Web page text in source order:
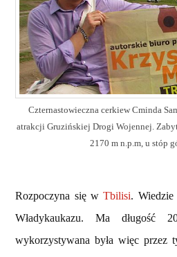
Czternastowieczna cerkiew Cminda
atrakcji Gruzińskiej Drogi Wojennej.
2170 m n.p.m, u stóp
Rozpoczyna się wTbilisi. Wiedzie
Władykaukazu. Ma długość
wykorzystywana była więc przez